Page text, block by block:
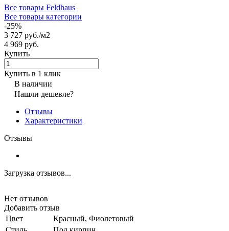
Все товары Feldhaus
Все товары категории
-25%
3 727 руб./м2
4 969 руб.
Купить
Купить в 1 клик
В наличии
Нашли дешевле?
Отзывы
Характеристики
Отзывы
Загрузка отзывов...
Нет отзывов
Добавить отзыв
Цвет
Красный, Фиолетовый